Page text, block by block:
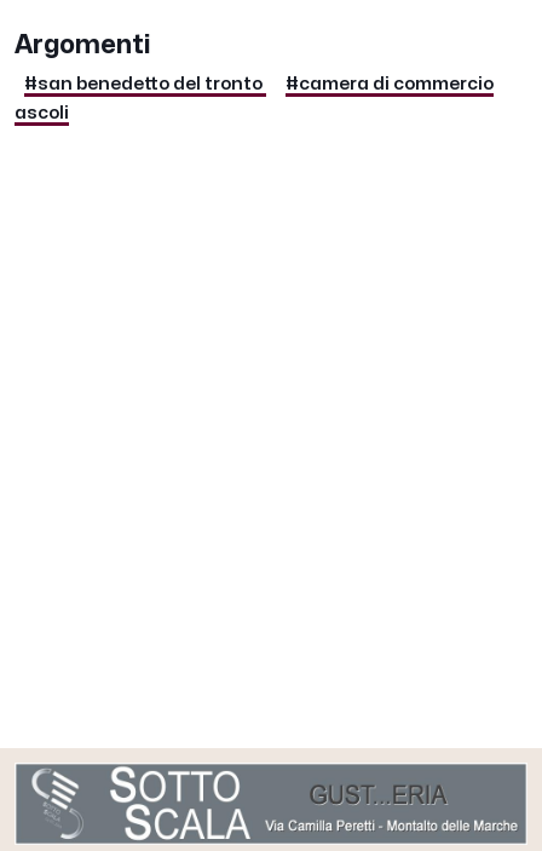
Argomenti
#san benedetto del tronto
#camera di commercio
ascoli